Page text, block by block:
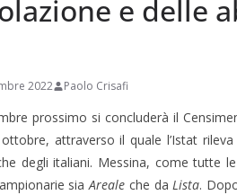
e delle
2022 Paolo Crisafi
prossimo si concluderà il
attraverso il quale l’Istat
degli italiani. Messina, come tutte
siaAreale che daLista.